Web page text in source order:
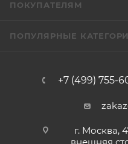
ПОКУПАТЕЛЯМ
ПОПУЛЯРНЫЕ
+7 (499) 755-
г. Москва,